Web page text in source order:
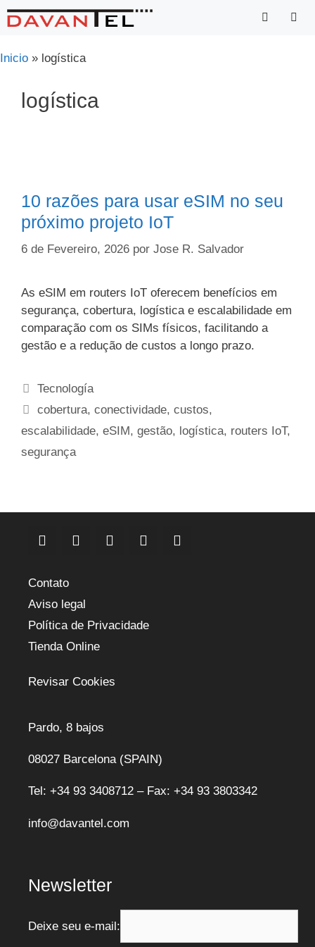
Saltar
para
conteúdo
Inicio » logística
logística
10 razões para usar eSIM no seu
próximo projeto IoT
6 de Fevereiro, 2026 por Jose R. Salvador
As eSIM em routers IoT oferecem benefícios em
segurança, cobertura, logística e escalabilidade em
comparação com os SIMs físicos, facilitando a
gestão e a redução de custos a longo prazo.
Categorias
Tecnología
Etiquetas
cobertura,conectividade,custos,
escalabilidade, eSIM, gestão, logística, routers IoT,
segurança
Contato
Aviso legal
Política de Privacidade
Tienda Online
Revisar Cookies
Pardo, 8 bajos
08027 Barcelona (SPAIN)
Tel: +34 93 3408712 – Fax: +34 93 3803342
info@davantel.com
Newsletter
Deixe seu e-mail: